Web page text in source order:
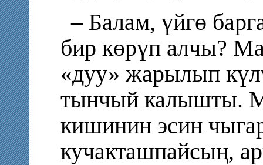
– Балам, үйгө
бир көрүп алчы?
«дуу» жарылып
тынчый калышты.
кишинин эсин
кучакташпайсың,